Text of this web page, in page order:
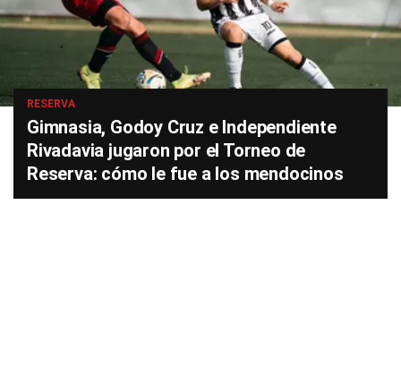
RESERVA
Gimnasia, Godoy Cruz e Independiente
Rivadavia jugaron por el Torneo de
Reserva: cómo le fue a los mendocinos